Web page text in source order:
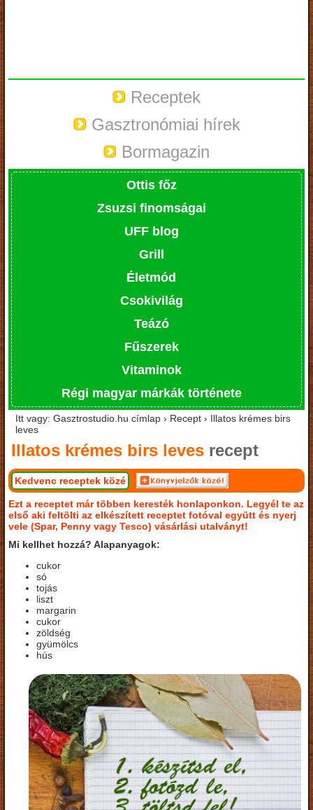
Receptek
Gasztronómiai hírek
Bormagazin
Ottis főz
Zsuzsi finomságai
UFF blog
Grill
Életmód
Csokivilág
Teázó
Fűszerek
Vitaminok
Régi magyar márkák története
Itt vagy: Gasztrostudio.hu címlap › Recept › Illatos krémes birs
leves
Illatos krémes birs leves recept
Kedvenc receptek közé
Ezt a receptet már többen keresték honlaponkon. Legyél te az
első aki feltölti az elkészített receptet fotóval együtt és nyerj
vele (Spar, Penny vagy Tesco) vásárlási utalványt!
Mi kellhet hozzá? Alapanyagok:
cukor
só
tojás
liszt
margarin
cukor
zöldség
gyümölcs
hús